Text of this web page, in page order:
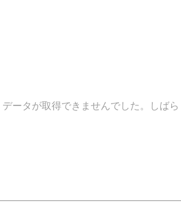
データが取得できませんでした。しば